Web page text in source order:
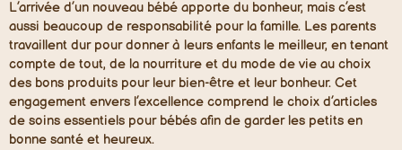
L’arrivée d’un nouveau bébé apporte du bonheur, mais c’est
aussi beaucoup de responsabilité pour la famille. Les parents
travaillent dur pour donner à leurs enfants le meilleur, en tenant
compte de tout, de la nourriture et du mode de vie au choix
des bons produits pour leur bien-être et leur bonheur. Cet
engagement envers l’excellence comprend le choix d’articles
de soins essentiels pour bébés afin de garder les petits en
bonne santé et heureux.